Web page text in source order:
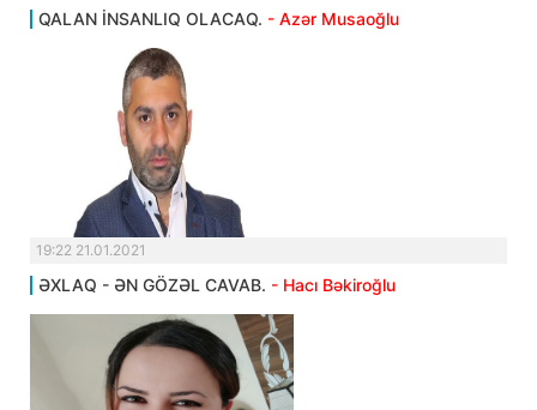
QALAN İNSANLIQ OLACAQ. - Azər Musaoğlu
19:22 21.01.2021
ƏXLAQ - ƏN GÖZƏL CAVAB. - Hacı Bəkiroğlu